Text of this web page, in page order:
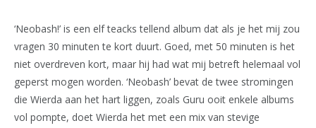
‘Neobash!’ is een elf teacks tellend album dat als je het mij zou
vragen 30 minuten te kort duurt. Goed, met 50 minuten is het
niet overdreven kort, maar hij had wat mij betreft helemaal vol
geperst mogen worden. ‘Neobash’ bevat de twee stromingen
die Wierda aan het hart liggen, zoals Guru ooit enkele albums
vol pompte, doet Wierda het met een mix van stevige